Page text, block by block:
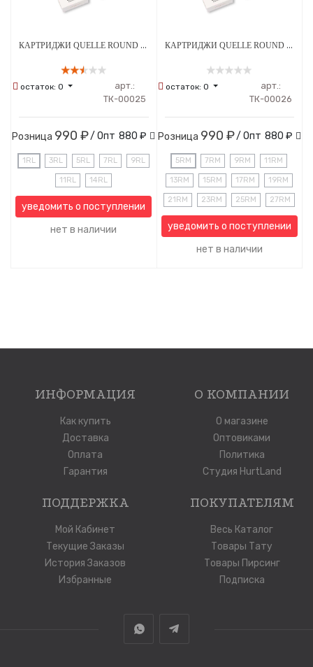
КАРТРИДЖИ QUELLE ROUND LINER 0.35 ММ 20ШТ
остаток: 0
арт.:
ТК-00025
Розница 990 ₽/ Опт 880 ₽
1RL 3RL 5RL 7RL 9RL
11RL 14RL
уведомить о поступлении
нет в наличии
КАРТРИДЖИ QUELLE ROUND MAGNUM 0.30 ММ 20ШТ
остаток:0
арт.:
ТК-00026
Розница 990 ₽/ Опт 880 ₽
5RM 7RM 9RM 11RM
13RM 15RM 17RM 19RM
21RM 23RM 25RM 27RM
уведомить о поступлении
нет в наличии
ИНФОРМАЦИЯ
Как купить
Доставка
Оплата
Гарантия
О КОМПАНИИ
О магазине
Оптовиками
Политика
Студия HurtLand
ПОДДЕРЖКА
Мой Кабинет
Текущие Заказы
История Заказов
Избранные
ПОКУПАТЕЛЯМ
Весь Каталог
Товары Тату
Товары Пирсинг
Подписка